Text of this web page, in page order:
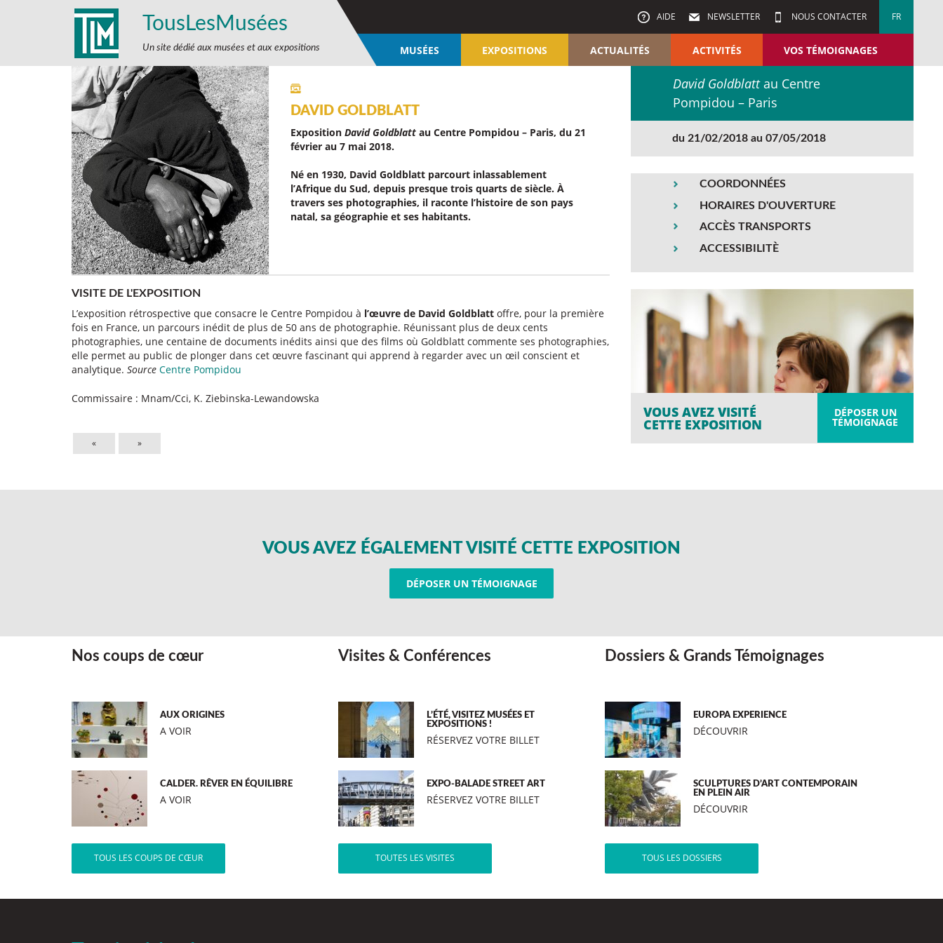
TousLesMusées
Un site dédié aux musées et aux expositions
AIDE NEWSLETTER NOUS CONTACTER FR
MUSÉES EXPOSITIONS ACTUALITÉS ACTIVITÉS VOS TÉMOIGNAGES
DAVID GOLDBLATT
Exposition David Goldblatt au Centre Pompidou – Paris, du 21
février au 7 mai 2018.
Né en 1930, David Goldblatt parcourt inlassablement
l’Afrique du Sud, depuis presque trois quarts de siècle. À
travers ses photographies, il raconte l’histoire de son pays
natal, sa géographie et ses habitants.
VISITE DE L'EXPOSITION
L’exposition rétrospective que consacre le Centre Pompidou à l’œuvre de David Goldblatt offre, pour la première
fois en France, un parcours inédit de plus de 50 ans de photographie. Réunissant plus de deux cents
photographies, une centaine de documents inédits ainsi que des films où Goldblatt commente ses photographies,
elle permet au public de plonger dans cet œuvre fascinant qui apprend à regarder avec un œil conscient et
analytique. Source Centre Pompidou
Commissaire : Mnam/Cci, K. Ziebinska-Lewandowska
« »
David Goldblattau Centre
Pompidou – Paris
du 21/02/2018 au 07/05/2018
COORDONNÉES
HORAIRES D'OUVERTURE
ACCÈS TRANSPORTS
ACCESSIBILITÈ
DÉPOSER UN
TÉMOIGNAGE
VOUS AVEZ VISITÉ
CETTE EXPOSITION
VOUS AVEZ ÉGALEMENT VISITÉ CETTE EXPOSITION
DÉPOSER UN TÉMOIGNAGE
Nos coups de cœur
AUX ORIGINES
A VOIR
CALDER. RÊVER EN ÉQUILIBRE
A VOIR
TOUS LES COUPS DE CŒUR
Visites & Conférences
L’ÉTÉ, VISITEZ MUSÉES ET
EXPOSITIONS !
RÉSERVEZ VOTRE BILLET
EXPO-BALADE STREET ART
RÉSERVEZ VOTRE BILLET
TOUTES LES VISITES
Dossiers & Grands Témoignages
EUROPA EXPERIENCE
DÉCOUVRIR
SCULPTURES D’ART CONTEMPORAIN
EN PLEIN AIR
DÉCOUVRIR
TOUS LES DOSSIERS